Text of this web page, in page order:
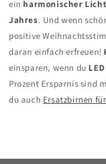
ein harmonischer
Jahres. Und wenn
positive
daran einfach erfreuen!
einsparen, wenn du
Prozent Ersparnis sind
du auch Ersatzbirnen